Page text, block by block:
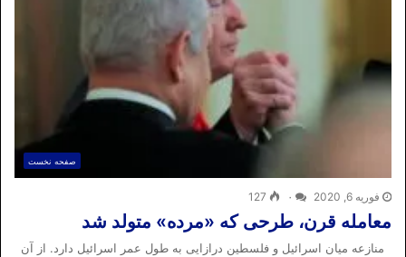
صفحه نخست
فوریه 6, 2020 ۰ 127
معامله قرن، طرحی که «مرده» متولد شد
منازعه میان اسرائیل و فلسطین درازایی به طول عمر اسرائیل دارد. از آن